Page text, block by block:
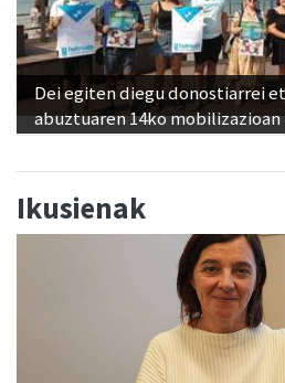
Dei egiten diegu donostiarrei
abuztuaren 14ko
Ikusienak